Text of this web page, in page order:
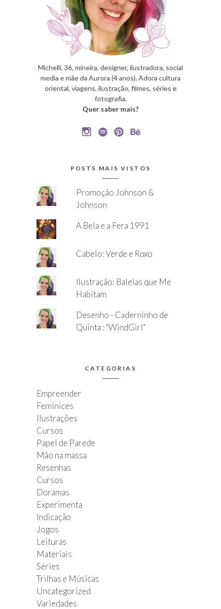
Michelli, 36, mineira, designer, ilustradora, social
media e mãe da Aurora (4 anos). Adora cultura
oriental, viagens, ilustração, filmes, séries e
fotografia.
Quer saber mais?
POSTS MAIS VISTOS
Promoção Johnson &
Johnson
A Bela e a Fera 1991
Cabelo: Verde e Roxo
Ilustração: Baleias que Me
Habitam
Desenho - Caderninho de
Quinta : "WindGirl"
CATEGORIAS
Empreender
Feminices
Ilustrações
Cursos
Papel de Parede
Mão na massa
Resenhas
Cursos
Doramas
Experimenta
Indicação
Jogos
Leituras
Materiais
Séries
Trilhas e Músicas
Uncategorized
Variedades